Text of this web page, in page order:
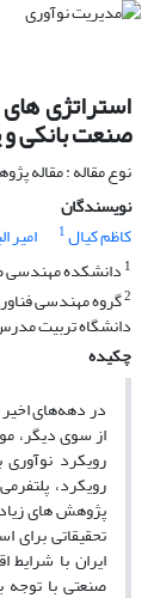
استراتژی
صنعت بانکی
نوع مقاله : مقاله
نویسندگان
کاظم کیال1 امیر
1 دانشکده مهندسی
2گروه مهندسی
دانشگاه تربیت
چکیده
در دهه‌های
از سوی دیگر،
رویکرد
رویکرد،
پژوهش های
تحقیقاتی برای
ایران با
صنعتی با توجه